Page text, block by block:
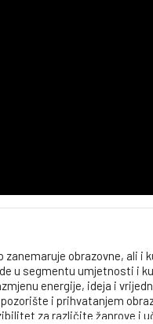
obrazovne, ali i
u segmentu umjetnosti i
energije, ideja i
i prihvatanjem
za različite žanrove i